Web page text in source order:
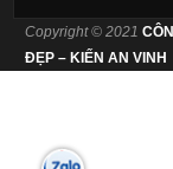
Copyright © 2021
ĐẸP – KIẾN AN VINH